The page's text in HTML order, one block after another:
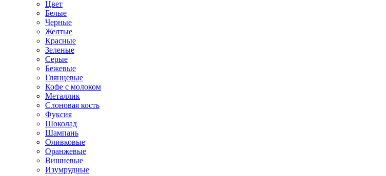
Цвет
Белые
Черные
Желтые
Красные
Зеленые
Серые
Бежевые
Глянцевые
Кофе с молоком
Металлик
Слоновая кость
Фуксия
Шоколад
Шампань
Оливковые
Оранжевые
Вишневые
Изумрудные